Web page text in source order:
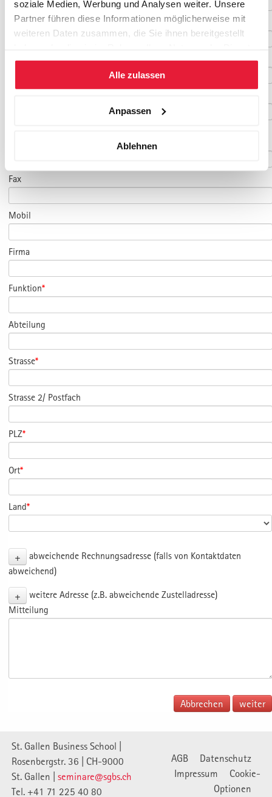
soziale Medien, Werbung und Analysen weiter. Unsere
Partner führen diese Informationen möglicherweise mit
weiteren Daten zusammen, die Sie ihnen bereitgestellt
gesammelt haben.
Alle zulassen
Anpassen
Ablehnen
Geburtsdatum
E-Mail*
Fax
Mobil
Firma
Funktion*
Abteilung
Strasse*
Strasse 2/ Postfach
PLZ*
Ort*
Land*
+
abweichende Rechnungsadresse (falls von Kontaktdaten
abweichend)
+
weitere Adresse (z.B. abweichende Zustelladresse)
Mitteilung
Abbrechen
St. Gallen Business School |
Rosenbergstr. 36 | CH-9000
St. Gallen | seminare@sgbs.ch
Tel. +41 71 225 40 80
AGB
Datenschutz
Impressum
Cookie-
Optionen